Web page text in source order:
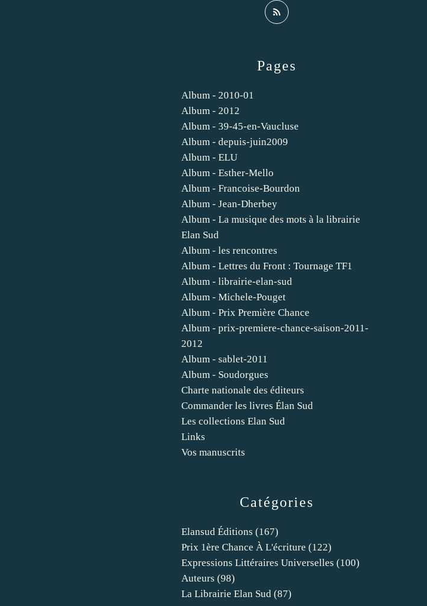
Catégories
Elansud Éditions (167)
Prix 1ère Chance À L'écriture (122)
Expressions Littéraires Universelles (100)
Auteurs (98)
La Librairie Elan Sud (87)
Pages
Album - 2010-01
Album - 2012
Album - 39-45-en-Vaucluse
Album - depuis-juin2009
Album - ELU
Album - Esther-Mello
Album - Francoise-Bourdon
Album - Jean-Dherbey
Album - La musique des mots à la librairie
Elan Sud
Album - les rencontres
Album - Lettres du Front : Tournage TF1
Album - librairie-elan-sud
Album - Michele-Pouget
Album - Prix Première Chance
Album - prix-premiere-chance-saison-2011-
2012
Album - sablet-2011
Album - Soudorgues
Charte nationale des éditeurs
Commander les livres Élan Sud
Les collections Elan Sud
Links
Vos manuscrits